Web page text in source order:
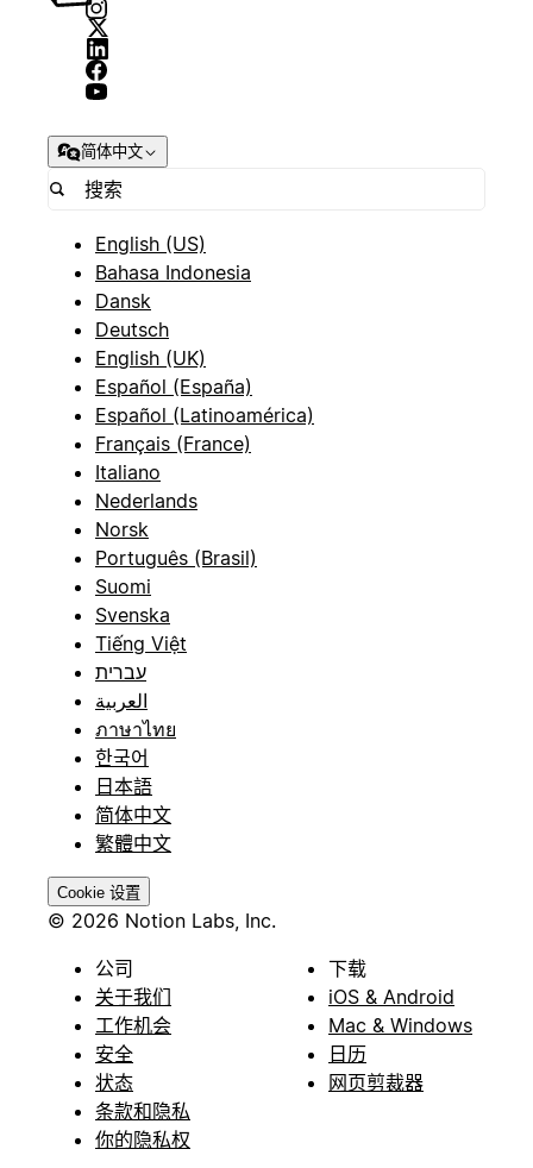
简体中文
English (US)
Bahasa Indonesia
Dansk
Deutsch
English (UK)
Español (España)
Español (Latinoamérica)
Français (France)
Italiano
Nederlands
Norsk
Português (Brasil)
Suomi
Svenska
Tiếng Việt
עברית
العربية
ภาษาไทย
한국어
日本語
简体中文
繁體中文
Cookie 设置
© 2026 Notion Labs, Inc.
公司
关于我们
工作机会
安全
状态
条款和隐私
你的隐私权
下载
iOS & Android
Mac & Windows
日历
网页剪裁器